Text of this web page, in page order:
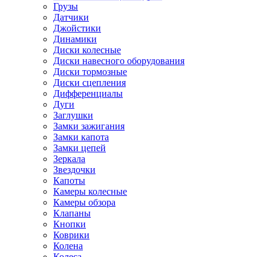
Грузы
Датчики
Джойстики
Динамики
Диски колесные
Диски навесного оборудования
Диски тормозные
Диски сцепления
Дифференциалы
Дуги
Заглушки
Замки зажигания
Замки капота
Замки цепей
Зеркала
Звездочки
Капоты
Камеры колесные
Камеры обзора
Клапаны
Кнопки
Коврики
Колена